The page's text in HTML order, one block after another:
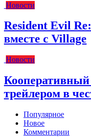
Новости
Resident Evil
вместе с Village
Новости
трейлером в
Популярное
Новое
Комментарии